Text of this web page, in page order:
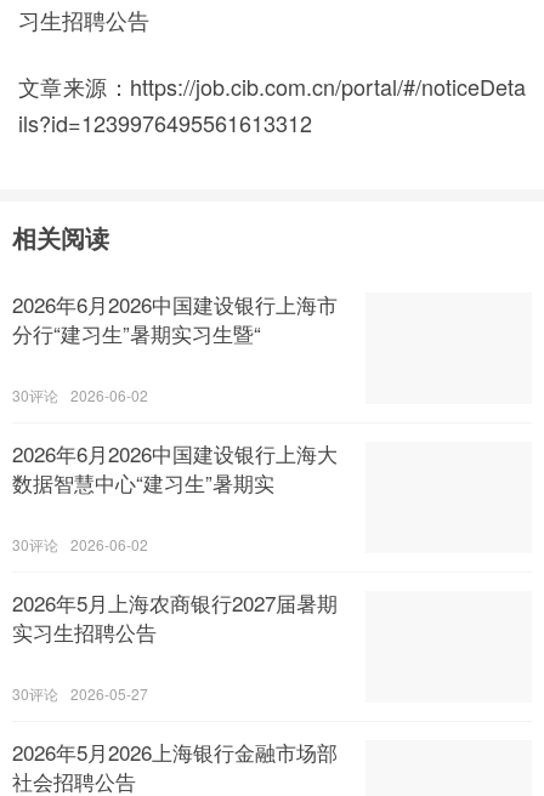
习生招聘公告
文章来源：https://job.cib.com.cn/portal/#/noticeDeta
ils?id=1239976495561613312
相关阅读
2026年6月2026中国建设银行上海市
分行“建习生”暑期实习生暨“
30 2026-06-02
2026年6月2026中国建设银行上海大
数据智慧中心“建习生”暑期实
30 2026-06-02
2026年5月上海农商银行2027届暑期
实习生招聘公告
30 2026-05-27
2026年5月2026上海银行金融市场部
社会招聘公告